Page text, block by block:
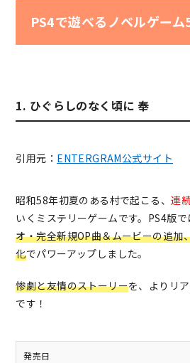
PS4で遊べるノベルゲーム
1. ひぐらしのなく頃に 奉
引用元： ENTERGRAM公式サイト
昭和58年初夏のある村で起こる、連
いくミステリーゲームです。PS4版
オ・完全新規OP曲＆ムービーの追加
化でパワーアップしました。
惨劇と友情のストーリーを、よりリ
です！
発売日